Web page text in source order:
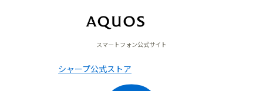
スマートフォン公式サイト
シャープ公式ストア